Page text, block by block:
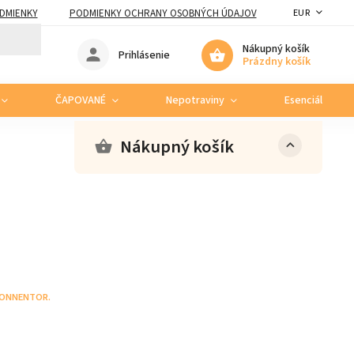
PODMIENKY OCHRANY OSOBNÝCH ÚDAJOV EUR
Nákupný košík
Prázdny košík
Prihlásenie
ČAPOVANÉ Nepotraviny Esenciálne
Nákupný košík